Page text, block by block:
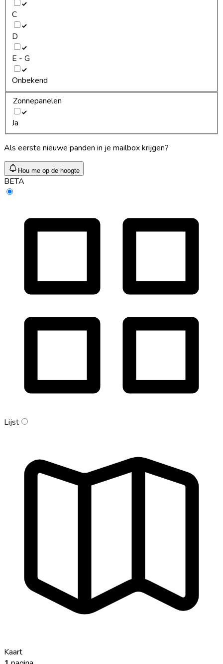
C
D
E - G
Onbekend
Zonnepanelen
Ja
Als eerste nieuwe panden in je mailbox krijgen?
Hou me op de hoogte
BETA
Lijst
Kaart